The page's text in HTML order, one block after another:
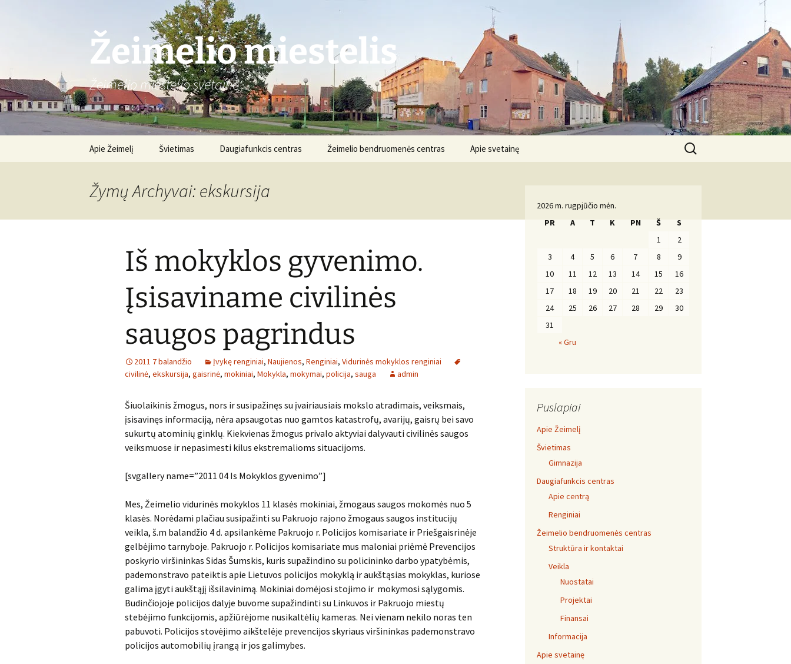
Žeimelio miestelis
Žeimelio miestelio svetainė
Apie Žeimelį Švietimas Daugiafunkcis centras Žeimelio bendruomenės centras Apie svetainę
Ieškoti:
Žymų Archyvai: ekskursija
Iš mokyklos gyvenimo.
Įsisaviname civilinės
saugos pagrindus
2011 7 balandžio Įvykę renginiai, Naujienos, Renginiai, Vidurinės mokyklos renginiai
civilinė, ekskursija, gaisrinė, mokiniai, Mokykla, mokymai, policija, sauga admin
Šiuolaikinis žmogus, nors ir susipažinęs su įvairiausiais mokslo atradimais, veiksmais,
įsisavinęs informaciją, nėra apsaugotas nuo gamtos katastrofų, avarijų, gaisrų bei savo
sukurtų atominių ginklų. Kiekvienas žmogus privalo aktyviai dalyvauti civilinės saugos
veiksmuose ir nepasimesti kilus ekstremalioms situacijoms.
[svgallery name=”2011 04 Is Mokyklos gyvenimo”]
Mes, Žeimelio vidurinės mokyklos 11 klasės mokiniai, žmogaus saugos mokomės nuo 5
klasės. Norėdami plačiau susipažinti su Pakruojo rajono žmogaus saugos institucijų
veikla, š.m balandžio 4 d. apsilankėme Pakruojo r. Policijos komisariate ir Priešgaisrinėje
gelbėjimo tarnyboje. Pakruojo r. Policijos komisariate mus maloniai priėmė Prevencijos
poskyrio viršininkas Sidas Šumskis, kuris supažindino su policininko darbo ypatybėmis,
pademonstravo pateiktis apie Lietuvos policijos mokyklą ir aukštąsias mokyklas, kuriose
galima įgyti aukštąjį išsilavinimą. Mokiniai domėjosi stojimo ir mokymosi sąlygomis.
Budinčiojoje policijos dalyje buvome supažindinti su Linkuvos ir Pakruojo miestų
stebėjimo funkcijomis, apžiūrėjome nusikaltėlių kameras. Nei vienam nekilo noras ten
pabuvoti. Policijos stovėjimo aikštelėje prevencijos skyriaus viršininkas pademonstravo
policijos automobilių įrangą ir jos galimybes.
2026 m. rugpjūčio mėn.
PR
A T K PN Š
S
1
2
3
4 5 6 7 8
9
10
11 12 13 14 15
16
17
18 19 20 21 22
23
24
25 26 27 28 29
30
31
« Gru
Puslapiai
Apie Žeimelį
Švietimas
Gimnazija
Daugiafunkcis centras
Apie centrą
Renginiai
Žeimelio bendruomenės centras
Struktūra ir kontaktai
Veikla
Nuostatai
Projektai
Finansai
Informacija
Apie svetainę